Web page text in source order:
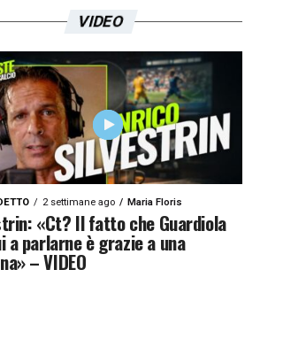
VIDEO
2 settimane ago Maria Floris
«Ct? Il fatto che Guardiola
a parlarne è grazie a una
– VIDEO